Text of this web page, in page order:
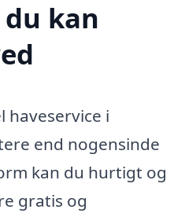
kan
haveservice i
end nogensinde
kan du hurtigt og
gratis og